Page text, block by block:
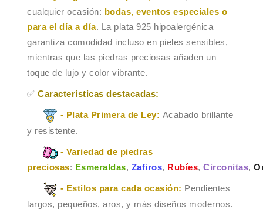
cualquier ocasión: bodas, eventos especiales o
para el día a día. La plata 925 hipoalergénica
garantiza comodidad incluso en pieles sensibles,
mientras que las piedras preciosas añaden un
toque de lujo y color vibrante.
✅ Características destacadas:
- Plata Primera de Ley: Acabado brillante
y resistente.
- Variedad de piedras
preciosas: Esmeraldas, Zafiros, Rubíes, Circonitas,
- Estilos para cada ocasión: Pendientes
largos, pequeños, aros, y más diseños modernos.